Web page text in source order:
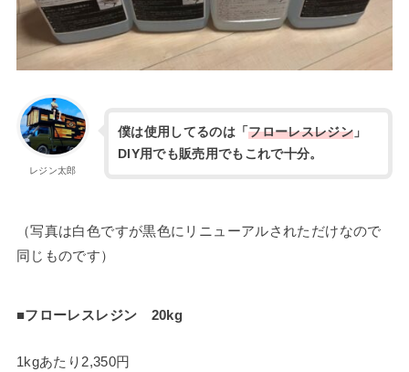
レジン太郎
僕は使用してるのは「フローレスレジン 」
DIY用でも販売用でもこれで十分。
（写真は白色ですが黒色にリニューアルされただけなので
同じものです）
■フローレスレジン 20kg
1kgあたり2,350円